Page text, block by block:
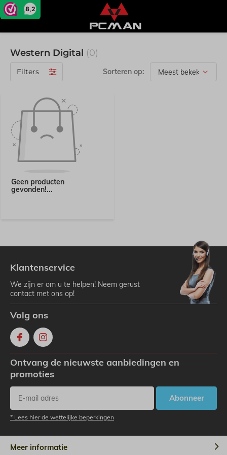
8,2
Western Digital (0)
Filters Sorteren op:
Geen producten
gevonden!...
Klantenservice
We zijn er om u te helpen! Neem gerust
contact met ons op!
Volg ons
Ontvang de nieuwste aanbiedingen en
promoties
Abonneer
* Lees hier de wettelijke beperkingen
Meer informatie